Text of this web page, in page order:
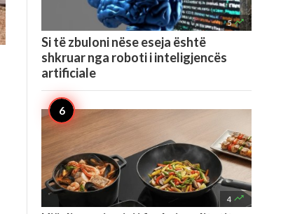
5 
Si të zbuloni nëse eseja është
shkruar nga roboti i inteligjencës
artificiale
4 